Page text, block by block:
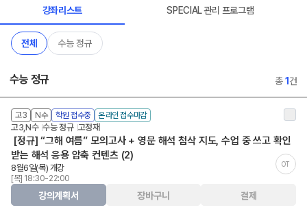
강좌리스트 SPECIAL 관리 프로그램
전체 수능 정규
수능 정규 총1 건
고3 N수 학원 접수중 온라인 접수마감
고3,N수 수능 정규 고정재
[정규] “그해 여름” 모의고사 + 영문 해석 첨삭 지도, 수업 중 쓰고 확인
받는 해석 응용 압축 컨텐츠 (2)
OT
8월6일(목) 개강
[목] 18:30-22:00
강의계획서 장바구니 결제